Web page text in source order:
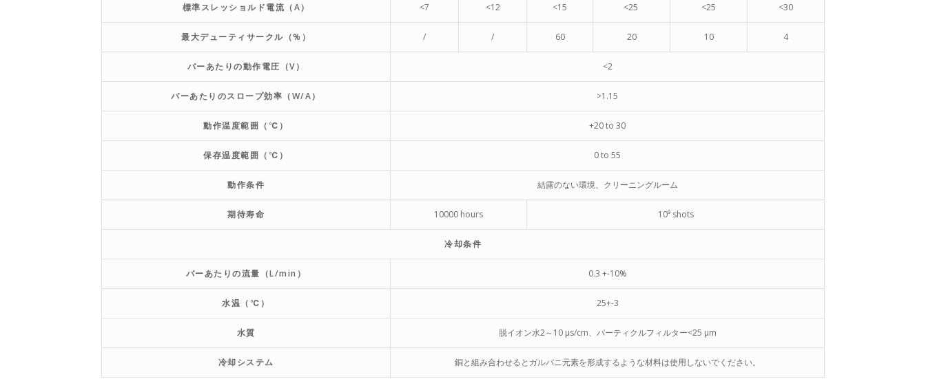
標準スレッショルド電流（A） <7 <12 <15 <25 <25 <30
最大デューティサークル（%） / / 60 20 10 4
バーあたりの動作電圧（V） <2
バーあたりのスロープ効率（W/A） >1.15
動作温度範囲（℃） +20 to 30
保存温度範囲（℃） 0 to 55
動作条件 結露のない環境、クリーニングルーム
期待寿命 10000 hours 10⁹ shots
冷却条件
バーあたりの流量（L/min） 0.3 +-10%
水温（℃） 25+-3
水質 脱イオン水2～10 µs/cm、パーティクルフィルター<25 µm
冷却システム 銅と組み合わせるとガルバニ元素を形成するような材料は使用しないでください。